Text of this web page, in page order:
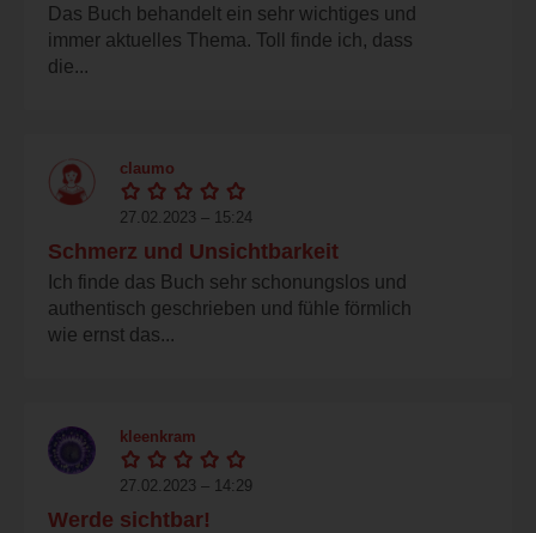
Das Buch behandelt ein sehr wichtiges und
immer aktuelles Thema. Toll finde ich, dass
die...
claumo
27.02.2023 – 15:24
Schmerz und Unsichtbarkeit
Ich finde das Buch sehr schonungslos und
authentisch geschrieben und fühle förmlich
wie ernst das...
kleenkram
27.02.2023 – 14:29
Werde sichtbar!